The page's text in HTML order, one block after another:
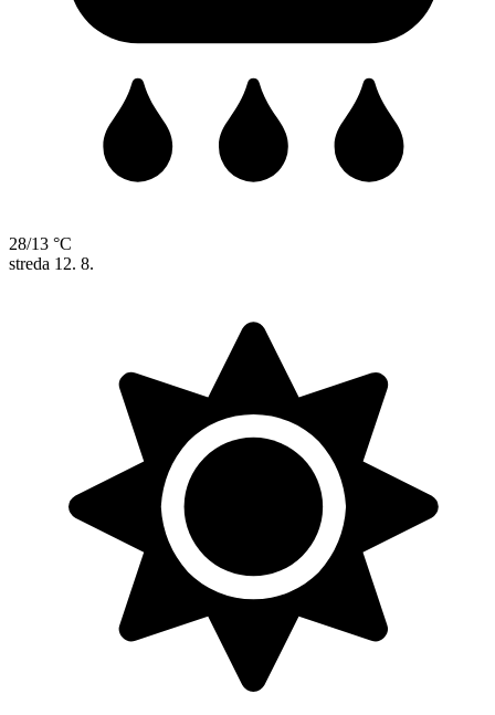
28/13 °C
streda 12. 8.